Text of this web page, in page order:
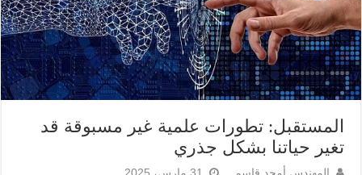
المستقبل: تطورات علمية غير مسبوقة قد
تغير حياتنا بشكل جذري